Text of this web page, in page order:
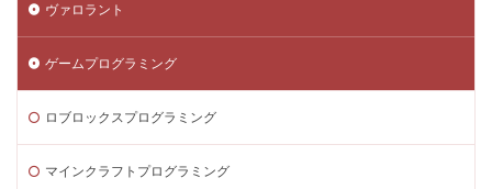
ヴァロラント
ゲームプログラミング
ロブロックスプログラミング
マインクラフトプログラミング